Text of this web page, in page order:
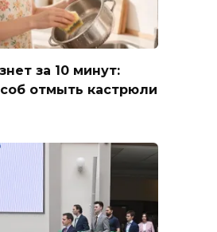
за 10 минут:
отмыть кастрюли